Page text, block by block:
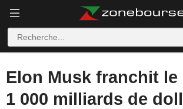
Elon Musk franchit le
1 000 milliards de